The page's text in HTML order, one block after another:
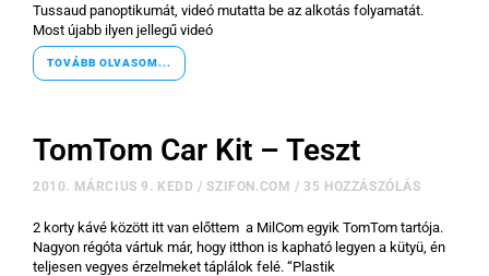
Tussaud panoptikumát, videó mutatta be az alkotás folyamatát.
Most újabb ilyen jellegű videó
TOVÁBB OLVASOM...
TomTom Car Kit – Teszt
2010. MÁRCIUS 9. KEDD / SZIFON.COM / 35 HOZZÁSZÓLÁS
2 korty kávé között itt van előttem a MilCom egyik TomTom tartója.
Nagyon régóta vártuk már, hogy itthon is kapható legyen a kütyü, én
teljesen vegyes érzelmeket táplálok felé. “Plastik